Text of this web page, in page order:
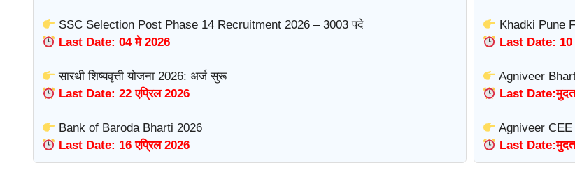
SSC Selection Post Phase 14 Recruitment 2026 – 3003 पदे
Last Date: 04 मे 2026
सारथी शिष्यवृत्ती योजना 2026: अर्ज सुरू
Last Date: 22 एप्रिल 2026
Bank of Baroda Bharti 2026
Last Date: 16 एप्रिल 2026
Khadki Pune
Last Date: 10
Agniveer
Last
Agniveer
Last